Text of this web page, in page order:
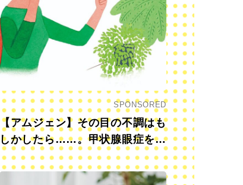
SPONSORED
【アムジェン】その目の不調はも
しかしたら……。甲状腺眼症を知
っていますか？